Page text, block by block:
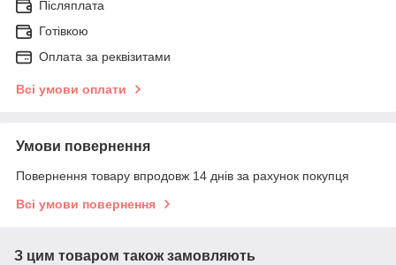
Післяплата
Готівкою
Оплата за реквізитами
Всі умови оплати
Умови повернення
Повернення товару впродовж 14 днів за рахунок покупця
Всі умови повернення
З цим товаром також замовляють